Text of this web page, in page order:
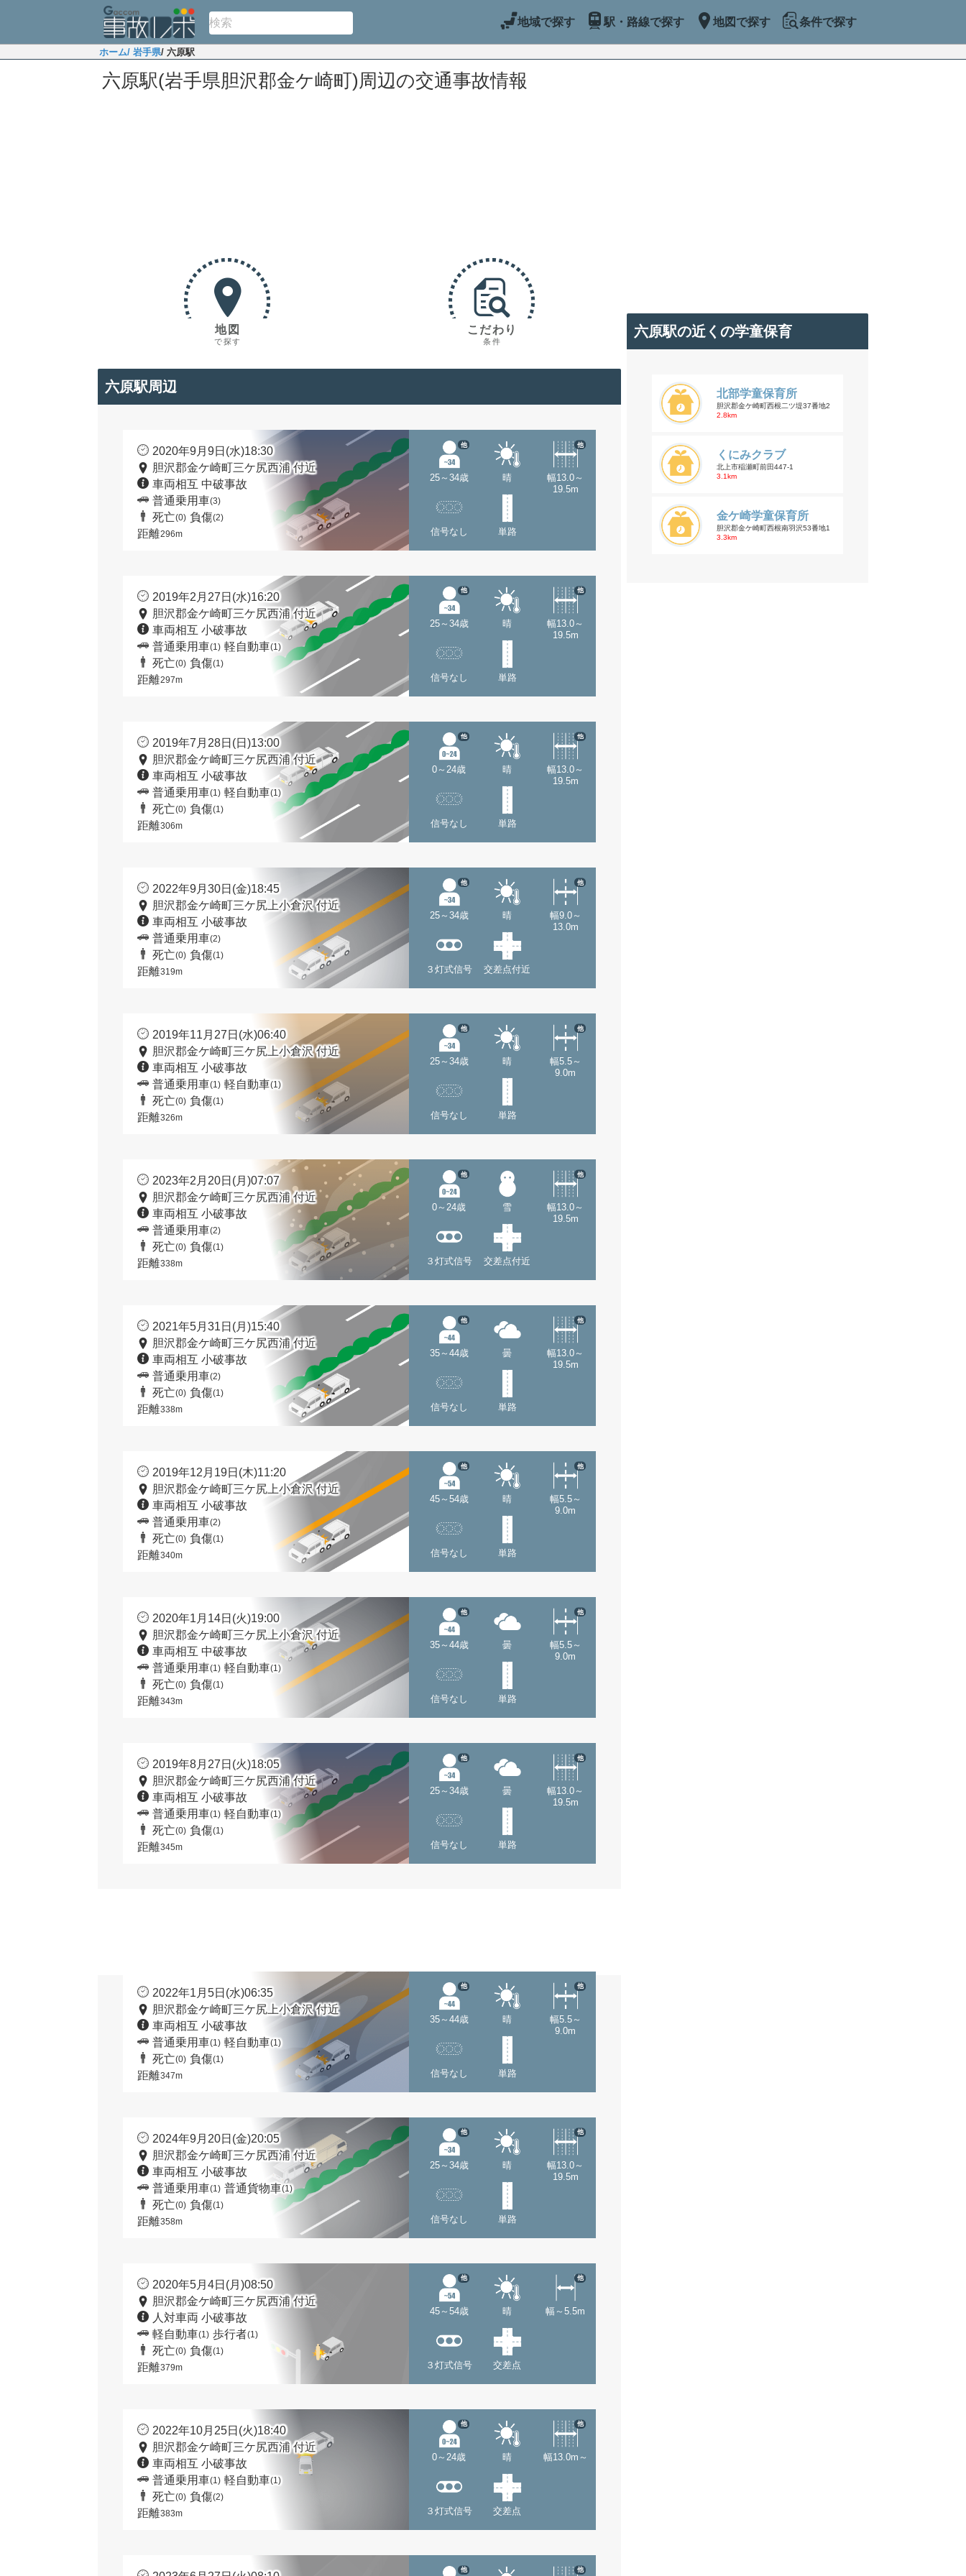
地域で探す 駅・路線で探す 地図で探す 条件で探す
ホーム/ 岩手県/ 六原駅
六原駅(岩手県胆沢郡金ケ崎町)周辺の交通事故情報
地図
で探す
こだわり
条件
六原駅周辺
2020年9月9日(水)18:30
胆沢郡金ケ崎町三ケ尻西浦 付近
車両相互 中破事故
普通乗用車(3)
死亡(0) 負傷(2)
距離296m
25～34歳
他
晴
幅13.0～
19.5m
他
信号なし 単路
2019年2月27日(水)16:20
胆沢郡金ケ崎町三ケ尻西浦 付近
車両相互 小破事故
普通乗用車(1) 軽自動車(1)
死亡(0) 負傷(1)
距離297m
25～34歳
他
晴
幅13.0～
19.5m
他
信号なし 単路
2019年7月28日(日)13:00
胆沢郡金ケ崎町三ケ尻西浦 付近
車両相互 小破事故
普通乗用車(1) 軽自動車(1)
死亡(0) 負傷(1)
距離306m
0～24歳
他
晴
幅13.0～
19.5m
他
信号なし 単路
2022年9月30日(金)18:45
胆沢郡金ケ崎町三ケ尻上小倉沢 付近
車両相互 小破事故
普通乗用車(2)
死亡(0) 負傷(1)
距離319m
25～34歳
他
晴
幅9.0～
13.0m
他
３灯式信号 交差点付近
2019年11月27日(水)06:40
胆沢郡金ケ崎町三ケ尻上小倉沢 付近
車両相互 小破事故
普通乗用車(1) 軽自動車(1)
死亡(0) 負傷(1)
距離326m
25～34歳
他
晴
幅5.5～
9.0m
他
信号なし 単路
2023年2月20日(月)07:07
胆沢郡金ケ崎町三ケ尻西浦 付近
車両相互 小破事故
普通乗用車(2)
死亡(0) 負傷(1)
距離338m
0～24歳
他
雪
幅13.0～
19.5m
他
３灯式信号 交差点付近
2021年5月31日(月)15:40
胆沢郡金ケ崎町三ケ尻西浦 付近
車両相互 小破事故
普通乗用車(2)
死亡(0) 負傷(1)
距離338m
35～44歳
他
曇
幅13.0～
19.5m
他
信号なし 単路
2019年12月19日(木)11:20
胆沢郡金ケ崎町三ケ尻上小倉沢 付近
車両相互 小破事故
普通乗用車(2)
死亡(0) 負傷(1)
距離340m
45～54歳
他
晴
幅5.5～
9.0m
他
信号なし 単路
2020年1月14日(火)19:00
胆沢郡金ケ崎町三ケ尻上小倉沢 付近
車両相互 中破事故
普通乗用車(1) 軽自動車(1)
死亡(0) 負傷(1)
距離343m
35～44歳
他
曇
幅5.5～
9.0m
他
信号なし 単路
2019年8月27日(火)18:05
胆沢郡金ケ崎町三ケ尻西浦 付近
車両相互 小破事故
普通乗用車(1) 軽自動車(1)
死亡(0) 負傷(1)
距離345m
25～34歳
他
曇
幅13.0～
19.5m
他
信号なし 単路
2022年1月5日(水)06:35
胆沢郡金ケ崎町三ケ尻上小倉沢 付近
車両相互 小破事故
普通乗用車(1) 軽自動車(1)
死亡(0) 負傷(1)
距離347m
35～44歳
他
晴
幅5.5～
9.0m
他
信号なし 単路
2024年9月20日(金)20:05
胆沢郡金ケ崎町三ケ尻西浦 付近
車両相互 小破事故
普通乗用車(1) 普通貨物車(1)
死亡(0) 負傷(1)
距離358m
25～34歳
他
晴
幅13.0～
19.5m
他
信号なし 単路
2020年5月4日(月)08:50
胆沢郡金ケ崎町三ケ尻西浦 付近
人対車両 小破事故
軽自動車(1) 歩行者(1)
死亡(0) 負傷(1)
距離379m
45～54歳
他
晴 幅～5.5m
他
３灯式信号 交差点
2022年10月25日(火)18:40
胆沢郡金ケ崎町三ケ尻西浦 付近
車両相互 小破事故
普通乗用車(1) 軽自動車(1)
死亡(0) 負傷(2)
距離383m
0～24歳
他
晴 幅13.0m～
他
３灯式信号 交差点
他 他
六原駅の近くの学童保育
北部学童保育所
胆沢郡金ケ崎町西根二ツ堤37番地2
2.8km
くにみクラブ
北上市稲瀬町前田447-1
3.1km
金ケ崎学童保育所
胆沢郡金ケ崎町西根南羽沢53番地1
3.3km